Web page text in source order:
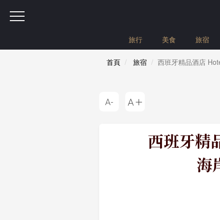
旅行 美食 旅宿
首頁 旅宿 西班牙精品酒店
西班牙精
海